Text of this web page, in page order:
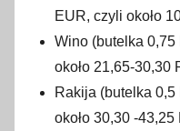
EUR, czyli około
Wino (butelka 0,75
około 21,65-30,30
Rakija (butelka 0,5
około 30,30 -43,25